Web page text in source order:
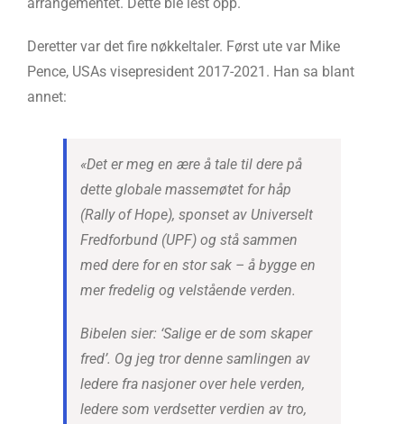
Deretter var det fire nøkkeltaler. Først ute var Mike
Pence, USAs visepresident 2017-2021. Han sa blant
annet:
«Det er meg en ære å tale til dere på
dette globale massemøtet for håp
(Rally of Hope), sponset av Universelt
Fredforbund (UPF) og stå sammen
med dere for en stor sak – å bygge en
mer fredelig og velstående verden.
Bibelen sier: ‘Salige er de som skaper
fred’. Og jeg tror denne samlingen av
ledere fra nasjoner over hele verden,
ledere som verdsetter verdien av tro,